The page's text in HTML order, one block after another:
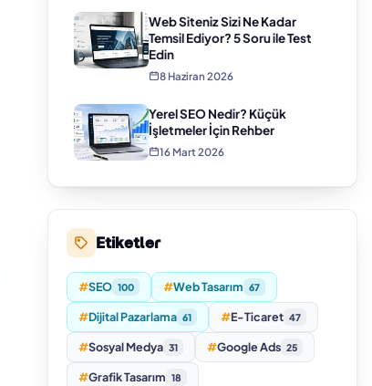
Web Siteniz Sizi Ne Kadar
Temsil Ediyor? 5 Soru ile Test
Edin
8 Haziran 2026
Yerel SEO Nedir? Küçük
İşletmeler İçin Rehber
16 Mart 2026
Etiketler
#SEO 100 #Web Tasarım 67
#Dijital Pazarlama 61 #E-Ticaret 47
#Sosyal Medya 31 #Google Ads 25
#Grafik Tasarım 18